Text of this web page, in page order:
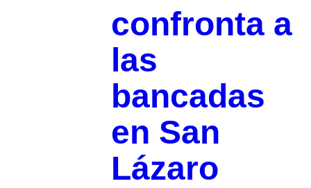
confronta a
las
bancadas
en San
Lázaro